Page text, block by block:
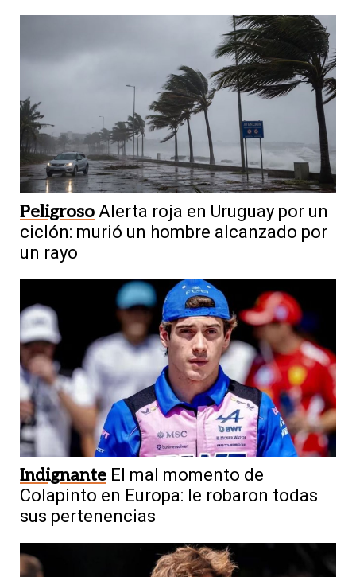
Peligroso Alerta roja en Uruguay por un
ciclón: murió un hombre alcanzado por
un rayo
Indignante El mal momento de
Colapinto en Europa: le robaron todas
sus pertenencias